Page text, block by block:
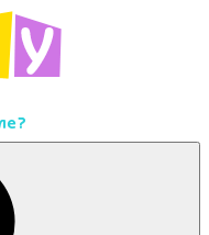
детей к школе